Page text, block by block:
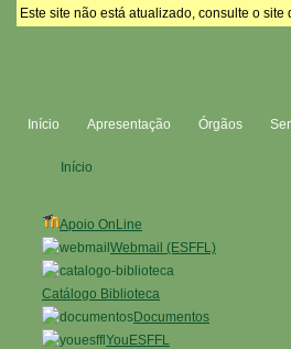
Este site não está atualizado, consulte o
Início Apresentação Órgãos
Apoio OnLine
Webmail (ESFFL)
Catálogo Biblioteca
Documentos
YouESFFL
Início